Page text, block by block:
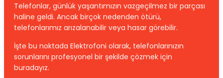
Telefonlar, günlük yaşantımızın vazgeçilmez bir parçası
haline geldi. Ancak birçok nedenden ötürü,
telefonlarımız arızalanabilir veya hasar görebilir.
İşte bu noktada Elektrofoni olarak, telefonlarınızın
sorunlarını profesyonel bir şekilde çözmek için
buradayız.